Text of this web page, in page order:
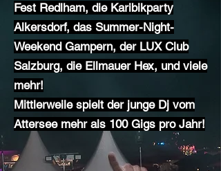
Fest Redlham, die Karibikparty
Alkersdorf, das Summer-Night-
Weekend Gampern, der LUX Club
Salzburg, die Ellmauer Hex, und viele
mehr!
Mittlerweile spielt der junge Dj vom
Attersee mehr als 100 Gigs pro Jahr!